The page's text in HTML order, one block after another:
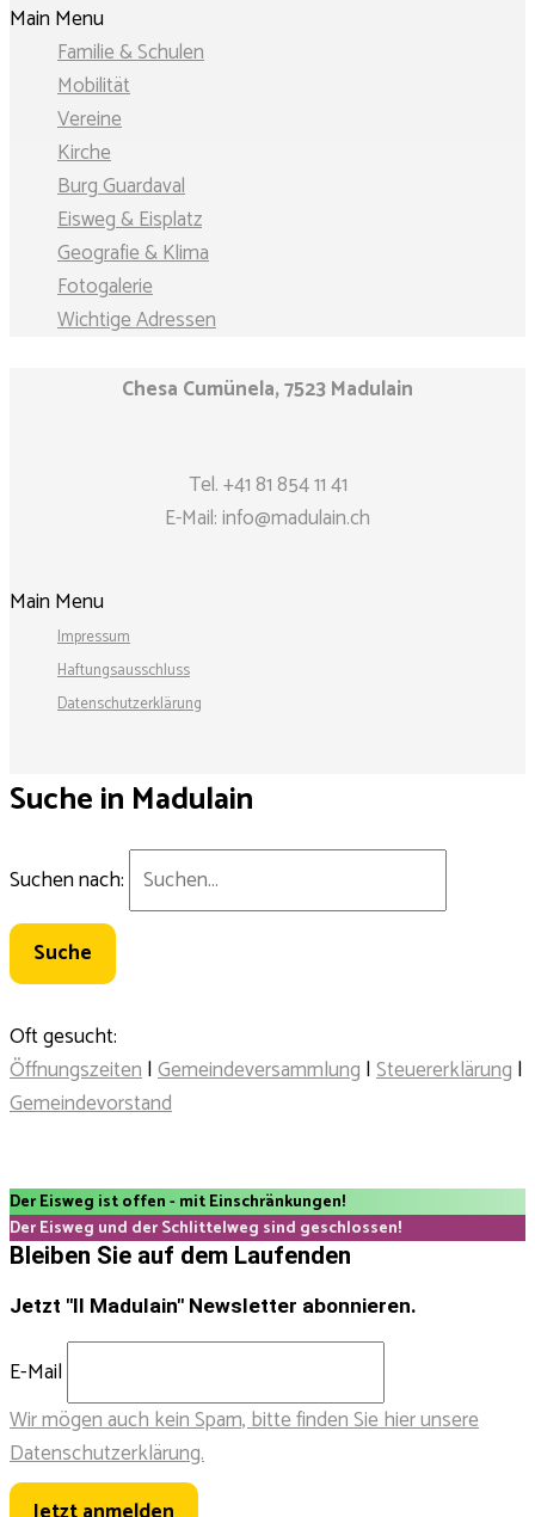
Main Menu
Familie & Schulen
Mobilität
Vereine
Kirche
Burg Guardaval
Eisweg & Eisplatz
Geografie & Klima
Fotogalerie
Wichtige Adressen
Chesa Cumünela, 7523 Madulain
Tel.+41 81 854 11 41
E-Mail:info@madulain.ch
Main Menu
Impressum
Haftungsausschluss
Datenschutzerklärung
Suche in Madulain
Suchen nach:
Oft gesucht:
Öffnungszeiten|Gemeindeversammlung |Steuererklärung |
Gemeindevorstand
Der Eisweg ist offen - mit Einschränkungen!
Der Eisweg und der Schlittelweg sind geschlossen!
Bleiben Sie auf dem Laufenden
Jetzt "Il Madulain" Newsletter abonnieren.
E-Mail
Wir mögen auch kein Spam, bitte finden Sie hier unsere
Datenschutzerklärung.